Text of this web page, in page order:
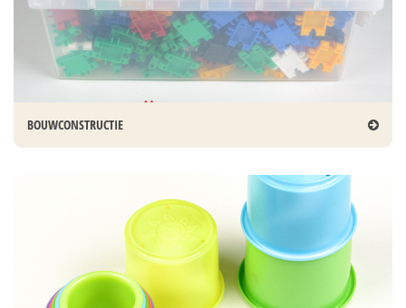
BOUWCONSTRUCTIE